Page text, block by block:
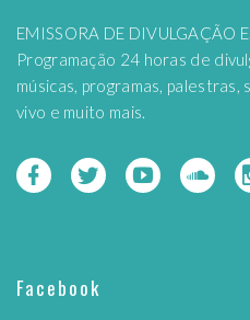
EMISSORA DE DIVULGAÇÃO
Programação 24 horas de
músicas, programas,
vivo e muito mais.
Facebook